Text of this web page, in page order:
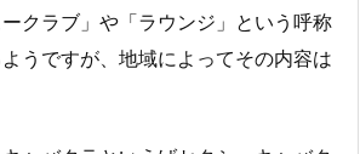
クラブ」や「ラウンジ」という呼称
うですが、地域によってその内容は